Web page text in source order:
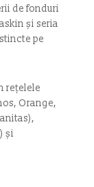
de fonduri
și seria
pe
rețelele
Orange,
și